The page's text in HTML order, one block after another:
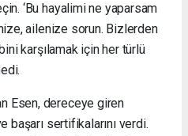
‘Bu hayalimi ne yaparsam
ailenize sorun. Bizlerden
karşılamak için her türlü
Esen, dereceye giren
sertifikalarını verdi.